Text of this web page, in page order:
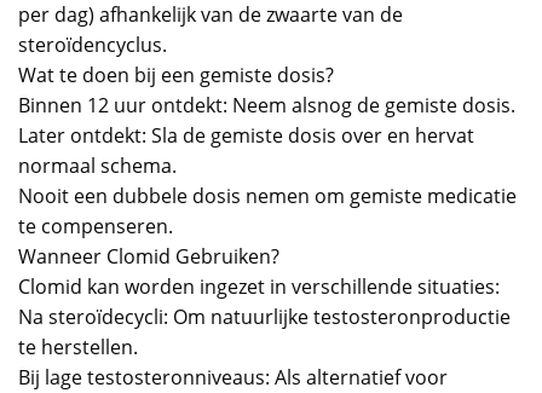
per dag) afhankelijk van de zwaarte van de
steroïdencyclus.
Wat te doen bij een gemiste dosis?
Binnen 12 uur ontdekt: Neem alsnog de gemiste dosis.
Later ontdekt: Sla de gemiste dosis over en hervat
normaal schema.
Nooit een dubbele dosis nemen om gemiste medicatie
te compenseren.
Wanneer Clomid Gebruiken?
Clomid kan worden ingezet in verschillende situaties:
Na steroïdecycli: Om natuurlijke testosteronproductie
te herstellen.
Bij lage testosteronniveaus: Als alternatief voor